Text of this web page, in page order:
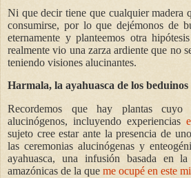
Ni que decir tiene que cualquier madera
consumirse, por lo que dejémonos de
eternamente y planteemos otra
realmente vio una zarza ardiente que no
teniendo visiones alucinantes.
Harmala, la ayahuasca de los beduinos
Recordemos que hay plantas cuyo
alucinógenos, incluyendo experiencias
sujeto cree estar ante la presencia de
las ceremonias alucinógenas y
ayahuasca, una infusión basada en
amazónicas de la que me ocupé en este